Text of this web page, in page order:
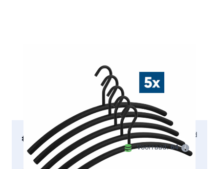
€ 46,00 incl. btw
Maandag bezorgd
Voorraad: 64